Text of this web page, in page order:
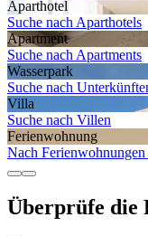
Aparthotel
Suche nach Aparthotels
Apartment
Suche nach Apartments
Wasserpark
Suche nach
Villa
Suche nach Villen
Ferien­wohnung
Nach Ferienwohnungen
Überprüfe die